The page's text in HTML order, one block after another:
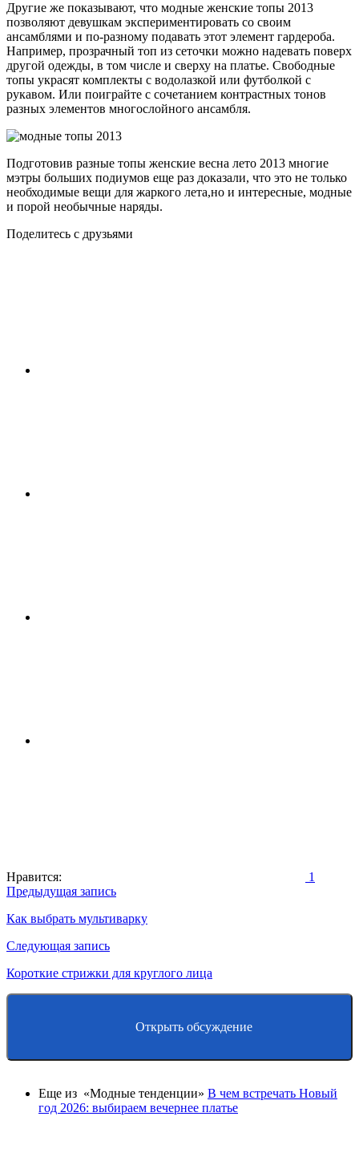
Другие же показывают, что модные женские топы 2013
позволяют девушкам экспериментировать со своим
ансамблями и по-разному подавать этот элемент гардероба.
Например, прозрачный топ из сеточки можно надевать поверх
другой одежды, в том числе и сверху на платье. Свободные
топы украсят комплекты с водолазкой или футболкой с
рукавом. Или поиграйте с сочетанием контрастных тонов
разных элементов многослойного ансамбля.
Подготовив разные топы женские весна лето 2013 многие
мэтры больших подиумов еще раз доказали, что это не только
необходимые вещи для жаркого лета,но и интересные, модные
и порой необычные наряды.
Поделитесь с друзьями
Нравится: 1
Навигация
по
записям
Предыдущая запись
Как выбрать мультиварку
Следующая запись
Короткие стрижки для круглого лица
Открыть обсуждение
Еще из «Модные тенденции» В чем встречать Новый
год 2026: выбираем вечернее платье